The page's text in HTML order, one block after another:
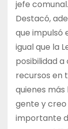
jefe comunal.
Destacó,
que impulsó
igual que la
posibilidad
recursos en
quienes más
gente y creo
importante